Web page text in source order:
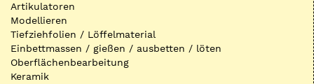
Artikulatoren
Modellieren
Tiefziehfolien / Löffelmaterial
Einbettmassen / gießen / ausbetten / löten
Oberflächenbearbeitung
Keramik